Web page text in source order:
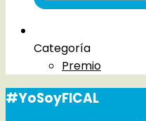
Categoría
Premio
#YoSoyFICAL